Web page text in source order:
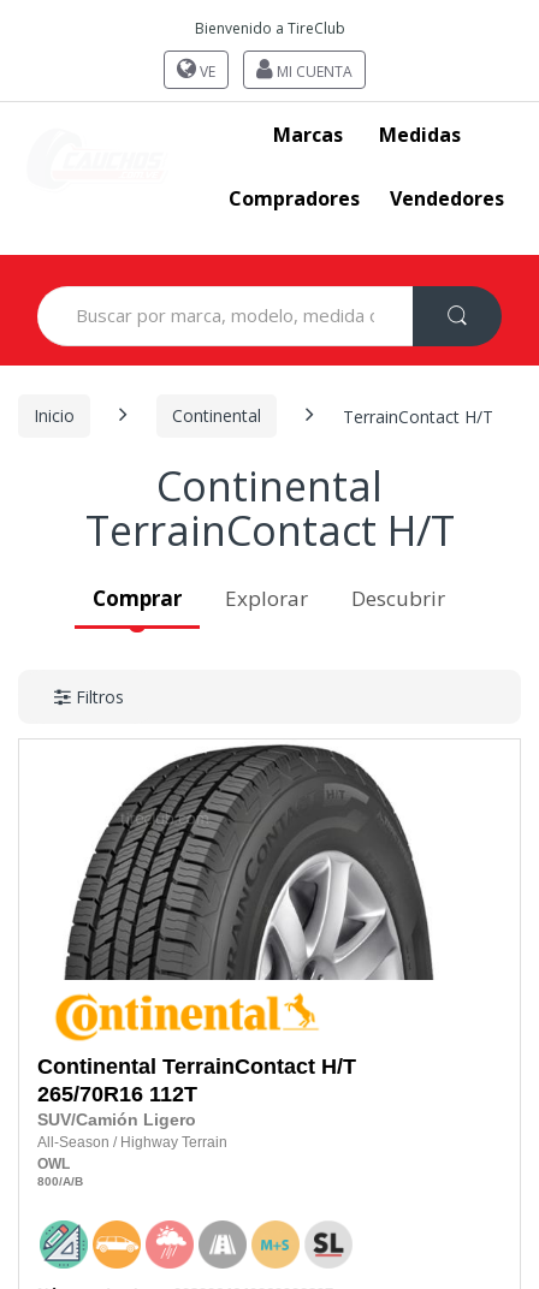
Bienvenido a TireClub
VE MI CUENTA
Marcas Medidas
Compradores Vendedores
Search
for:
Inicio Continental TerrainContact H/T
Continental
TerrainContact H/T
Comprar Explorar Descubrir
Filtros
Continental TerrainContact H/T
265/70R16 112T
SUV/Camión Ligero
All-Season / Highway Terrain
OWL
800/A/B